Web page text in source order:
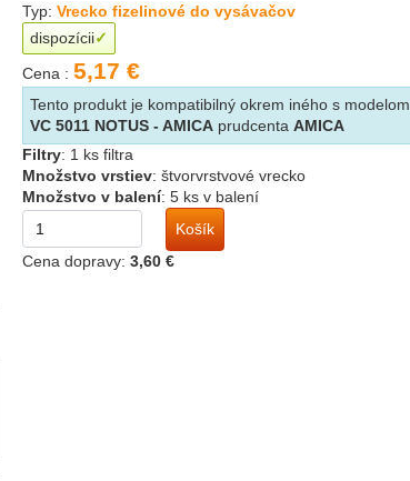
Typ:Vrecko fizelinové do vysávačov
dispozícii
Cena :5,17 €
Tento produkt je kompatibilný okrem iného s modelom
VC 5011 NOTUS - AMICA prudcentaAMICA
Filtry: 1 ks filtra
Množstvo vrstiev:štvorvrstvové vrecko
Množstvo v balení:5 ks v balení
Košík
Cena dopravy:3,60 €